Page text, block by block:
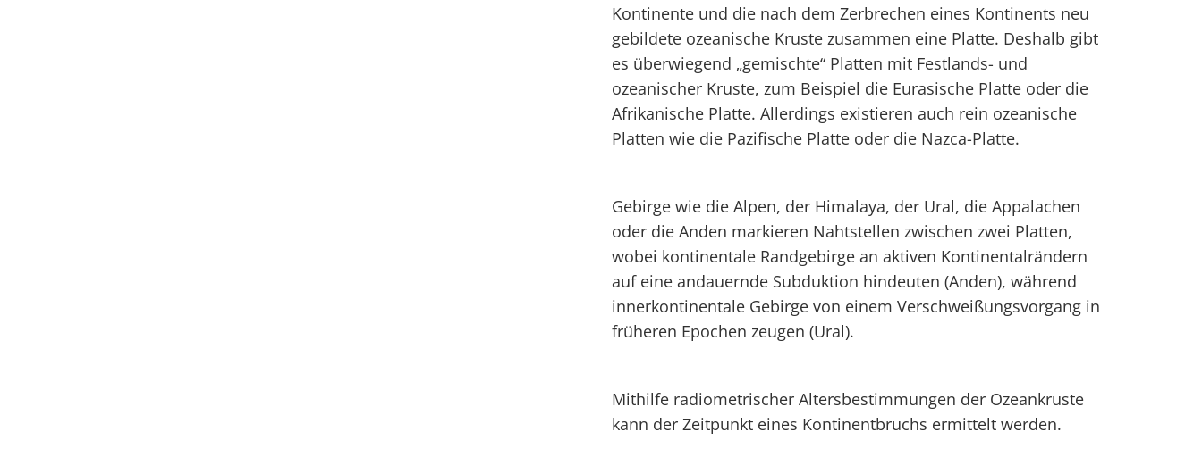
Kontinente und die nach dem Zerbrechen eines Kontinents neu
gebildete ozeanische Kruste zusammen eine Platte. Deshalb gibt
es überwiegend „gemischte“ Platten mit Festlands- und
ozeanischer Kruste, zum Beispiel die Eurasische Platte oder die
Afrikanische Platte. Allerdings existieren auch rein ozeanische
Platten wie die Pazifische Platte oder die Nazca-Platte.
Gebirge wie die Alpen, der Himalaya, der Ural, die Appalachen
oder die Anden markieren Nahtstellen zwischen zwei Platten,
wobei kontinentale Randgebirge an aktiven Kontinentalrändern
auf eine andauernde Subduktion hindeuten (Anden), während
innerkontinentale Gebirge von einem Verschweißungsvorgang in
früheren Epochen zeugen (Ural).
Mithilfe radiometrischer Altersbestimmungen der Ozeankruste
kann der Zeitpunkt eines Kontinentbruchs ermittelt werden.